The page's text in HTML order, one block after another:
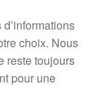
choix. Nous
reste toujours
pour une